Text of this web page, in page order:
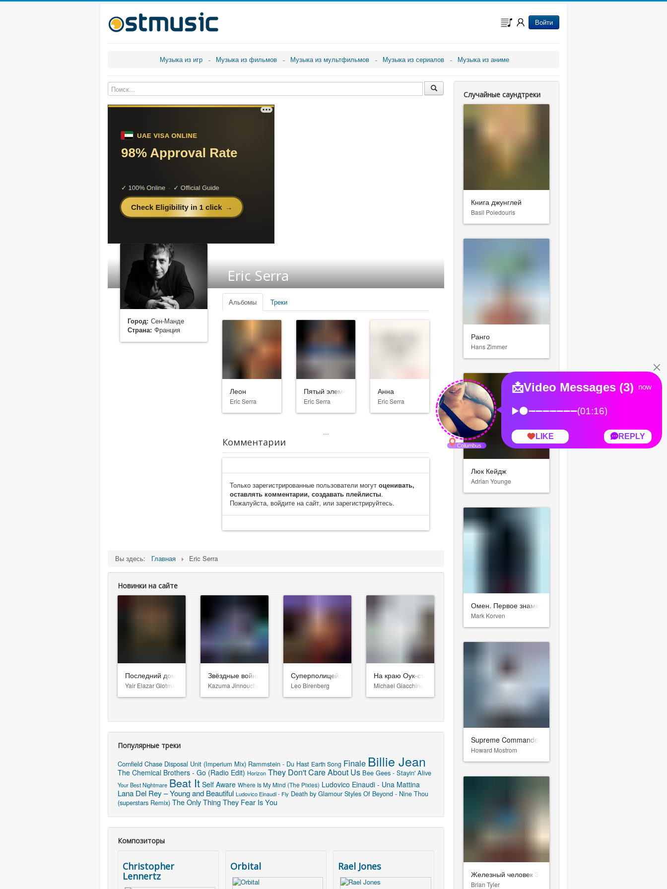
Войти
Музыка из игр Музыка из фильмов Музыка из мультфильмов Музыка из сериалов Музыка из аниме
Eric Serra
Город: Сен-Манде
Страна: Франция
Альбомы Треки
Леон
Eric Serra
Пятый элемент
Eric Serra
Анна
Eric Serra
...
Комментарии
Только зарегистрированные пользователи могутоценивать,
оставлять комментарии, создавать плейлисты.
Пожалуйста, войдите на сайт, или зарегистрируйтесь.
Вы здесь: Главная Eric Serra
Новинки на сайте
Последний дом
Yair Elazar Glotman
Звёздные войны: Видения. Девятый джедай
Kazuma Jinnouchi
Суперполицейские 3
Leo Birenberg
На краю Оук-стрит
Michael Giacchino
Популярные треки
Cornfield Chase Disposal Unit (Imperium Mix) Rammstein - Du Hast Earth Song Finale Billie Jean
The Chemical Brothers - Go (Radio Edit) Horizon They Don't Care About Us Bee Gees - Stayin' Alive
Your Best Nightmare Beat It Self Aware Where Is My Mind (The Pixies) Ludovico Einaudi - Una Mattina
Lana Del Rey – Young and Beautiful Ludovico Einaudi - Fly Death by Glamour Styles Of Beyond - Nine Thou
(superstars Remix) The Only Thing They Fear Is You
Композиторы
Christopher
Lennertz
Orbital Rael Jones
Случайные саундтреки
Книга джунглей
Basil Poledouris
Ранго
Hans Zimmer
Люк Кейдж
Adrian Younge
Омен. Первое знамение
Mark Korven
Supreme Commander 2
Howard Mostrom
Железный человек 3
Brian Tyler